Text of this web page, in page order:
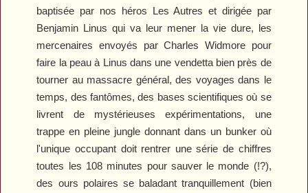
baptisée par nos héros Les Autres et dirigée par
Benjamin Linus qui va leur mener la vie dure, les
mercenaires envoyés par Charles Widmore pour
faire la peau à Linus dans une vendetta bien près de
tourner au massacre général, des voyages dans le
temps, des fantômes, des bases scientifiques où se
livrent de mystérieuses expérimentations, une
trappe en pleine jungle donnant dans un bunker où
l'unique occupant doit rentrer une série de chiffres
toutes les 108 minutes pour sauver le monde (!?),
des ours polaires se baladant tranquillement (bien